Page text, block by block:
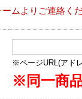
ムよりご連絡く
※ページURL(アド
※同一商